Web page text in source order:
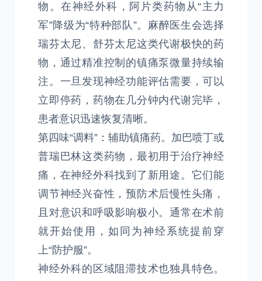
物。在神经外科，阿片类药物从“主力
军”降级为“特种部队”。麻醉医生会选择
瑞芬太尼、舒芬太尼这类代谢极快的药
物，通过精准控制的镇痛泵微量持续输
注。一旦发现神经功能评估需要，可以
立即停药，药物在几分钟内代谢完毕，
患者意识迅速恢复清晰。
第四味“调料”：辅助镇痛药。加巴喷丁或
普瑞巴林这类药物，最初用于治疗神经
痛，在神经外科找到了新用途。它们能
调节神经兴奋性，预防术后慢性头痛，
且对意识和呼吸影响极小。通常在术前
就开始使用，如同为神经系统提前穿
上“防护服”。
神经外科的区域阻滞技术也独具特色。